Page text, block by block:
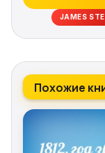
JAMES
Похожие